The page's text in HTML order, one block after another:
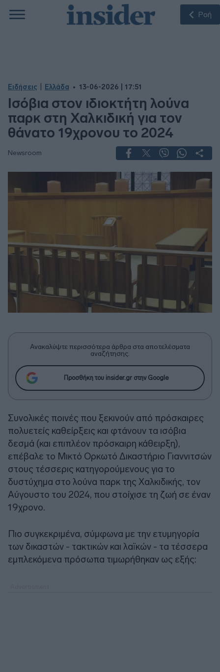
Ροή
Ειδήσεις Ελλάδα 13-06-2026 | 17:51
Ισόβια στον ιδιοκτήτη λούνα
παρκ στη Χαλκιδική για τον
θάνατο 19χρονου το 2024
Newsroom
Ανακαλύψτε περισσότερα άρθρα στα αποτελέσματα
αναζήτησης.
Προσθήκη του insider.gr στην Google
Συνολικές ποινές που ξεκινούν από πρόσκαιρες
πολυετείς καθείρξεις και φτάνουν τα ισόβια
δεσμά (και επιπλέον πρόσκαιρη κάθειρξη),
επέβαλε το Μικτό Ορκωτό Δικαστήριο Γιαννιτσών
στους τέσσερις κατηγορούμενους για το
δυστύχημα στο λούνα παρκ της Χαλκιδικής, τον
Αύγουστο του 2024, που στοίχισε τη ζωή σε έναν
19χρονο.
Πιο συγκεκριμένα, σύμφωνα με την ετυμηγορία
των δικαστών - τακτικών και λαϊκών - τα τέσσερα
εμπλεκόμενα πρόσωπα τιμωρήθηκαν ως εξής: